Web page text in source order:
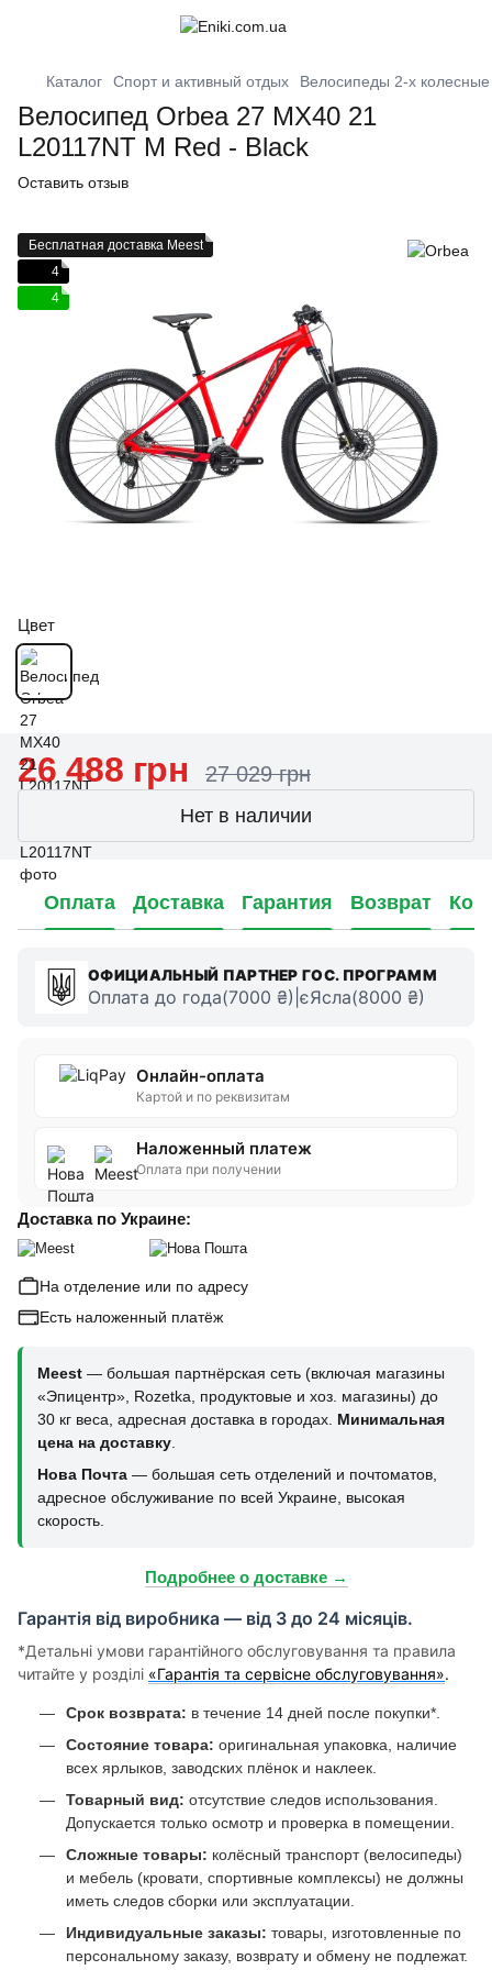
Каталог Спорт и активный отдых Велосипеды 2-х колесные
Велосипед Orbea 27 MX40 21
L20117NT M Red - Black
Оставить отзыв
Бесплатная доставка Meest
4
4
Цвет
26 488 грн 27 029 грн
Нет в наличии
Оплата Доставка Гарантия Возврат
ОФИЦИАЛЬНЫЙ ПАРТНЕР ГОС. ПРОГРАММ
Оплата до года(7000 ₴)|єЯсла(8000 ₴)
Онлайн-оплата
Картой и по реквизитам
Наложенный платеж
Оплата при получении
Доставка по Украине:
На отделение или по адресу
Есть наложенный платёж
Meest — большая партнёрская сеть (включая магазины
«Эпицентр», Rozetka, продуктовые и хоз. магазины) до
30 кг веса, адресная доставка в городах. Минимальная
цена на доставку
Нова Почта — большая сеть отделений и почтоматов,
адресное обслуживание по всей Украине, высокая
скорость.
Подробнее о доставке →
Гарантія від виробника — від 3 до 24 місяців.
*Детальні умови гарантійного обслуговування та правила
читайте у розділі «Гарантія та сервісне обслуговування».
Срок возврата: в течение 14 дней после покупки*.
Состояние товара: оригинальная упаковка, наличие
всех ярлыков, заводских плёнок и наклеек.
Товарный вид: отсутствие следов использования.
Допускается только осмотр и проверка в помещении.
Сложные товары: колёсный транспорт (велосипеды)
и мебель (кровати, спортивные комплексы) не должны
иметь следов сборки или эксплуатации.
Индивидуальные заказы: товары, изготовленные по
персональному заказу, возврату и обмену не подлежат.